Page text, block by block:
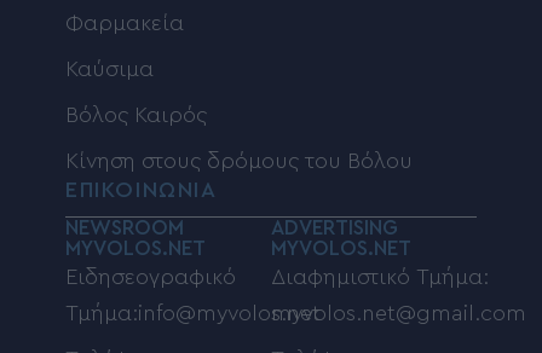
Φαρμακεία
Καύσιμα
Βόλος Καιρός
Κίνηση στους δρόμους του Βόλου
ΕΠΙΚΟΙΝΩΝΙΑ
NEWSROOM
MYVOLOS.NET
Ειδησεογραφικό
Τμήμα:info@myvolos.net
ADVERTISING
MYVOLOS.NET
Διαφημιστικό Τμήμα:
myvolos.net@gmail.com